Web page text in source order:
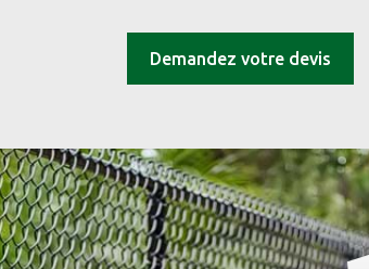
Demandez votre devis